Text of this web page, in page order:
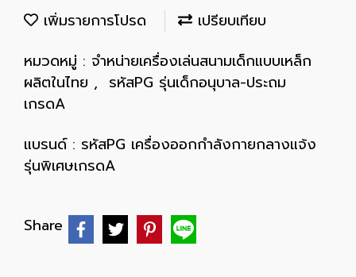
เพิ่มรายการโปรด
เปรียบเทียบ
หมวดหมู่ : จำหน่ายเครื่องเล่นสนามเด็กแบบเหล็ก
ผลิตในไทย , รหัสPG รุ่นเด็กอนุบาล-ประถม
เกรดA
แบรนด์ : รหัสPG เครื่องออกกำลังกายกลางแจ้ง
รุ่นพิเศษเกรดA
Share